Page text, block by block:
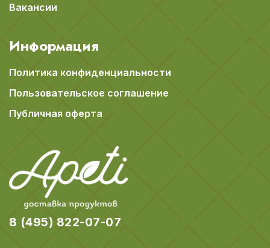
Вакансии
Информация
Политика конфиденциальности
Пользовательское соглашение
Публичная оферта
8 (495) 822-07-07